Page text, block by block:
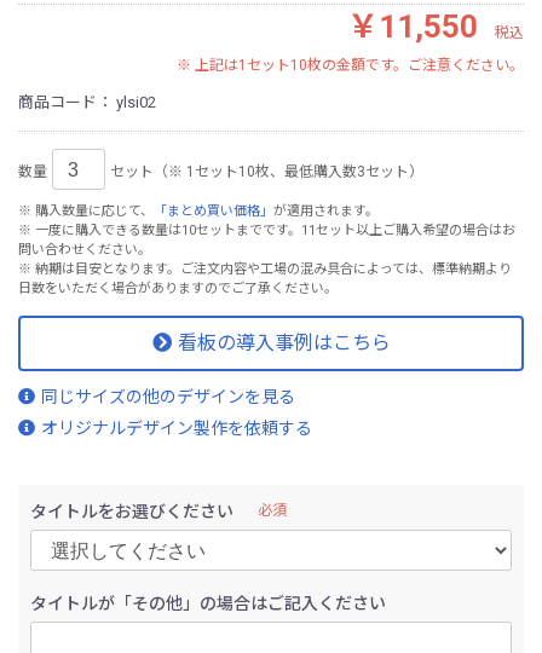
￥11,550
税込
※ 上記は1セット10枚の金額です。ご注意ください。
商品コード： ylsi02
数量 セット（※ 1セット10枚、最低購入数3セット）
※ 購入数量に応じて、 「まとめ買い価格」 が適用されます。
※ 一度に購入できる数量は10セットまでです。11セット以上ご購入希望の場合はお
問い合わせください。
※ 納期は目安となります。ご注文内容や工場の混み具合によっては、標準納期より
日数をいただく場合がありますのでご了承ください。
看板の導入事例はこちら
同じサイズの他のデザインを見る
オリジナルデザイン製作を依頼する
タイトルをお選びください 必須
タイトルが「その他」の場合はご記入ください